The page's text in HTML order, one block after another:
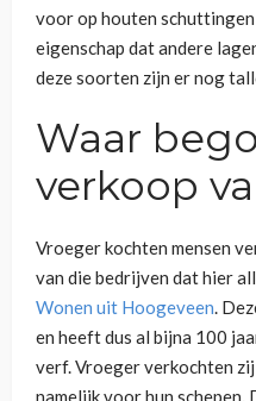
voor op houten
eigenschap dat andere
deze soorten zijn er nog
Waar
verkoop
Vroeger kochten mensen
van die bedrijven dat hier
Wonen uit Hoogeveen.
en heeft dus al bijna 100
verf. Vroeger verkochten
namelijk voor hun schepen.